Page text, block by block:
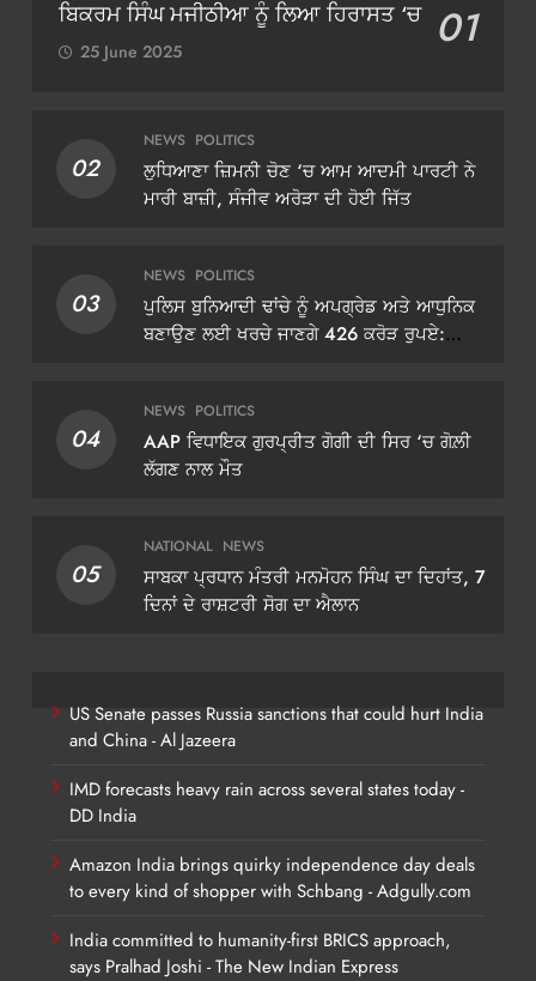
ਬਿਕਰਮ ਸਿੰਘ ਮਜੀਠੀਆ ਨੂੰ ਲਿਆ ਹਿਰਾਸਤ ‘ਚ 01
25 June 2025
02
NEWS POLITICS
ਲੁਧਿਆਣਾ ਜ਼ਿਮਨੀ ਚੋਣ ‘ਚ ਆਮ ਆਦਮੀ ਪਾਰਟੀ ਨੇ
ਮਾਰੀ ਬਾਜ਼ੀ, ਸੰਜੀਵ ਅਰੋੜਾ ਦੀ ਹੋਈ ਜਿੱਤ
03
NEWS POLITICS
ਪੁਲਿਸ ਬੁਨਿਆਦੀ ਢਾਂਚੇ ਨੂੰ ਅਪਗ੍ਰੇਡ ਅਤੇ ਆਧੁਨਿਕ
ਬਣਾਉਣ ਲਈ ਖਰਚੇ ਜਾਣਗੇ 426 ਕਰੋੜ ਰੁਪਏ:
04
NEWS POLITICS
AAP ਵਿਧਾਇਕ ਗੁਰਪ੍ਰੀਤ ਗੋਗੀ ਦੀ ਸਿਰ ‘ਚ ਗੋਲ਼ੀ
ਲੱਗਣ ਨਾਲ ਮੌਤ
05
NATIONAL NEWS
ਸਾਬਕਾ ਪ੍ਰਧਾਨ ਮੰਤਰੀ ਮਨਮੋਹਨ ਸਿੰਘ ਦਾ ਦਿਹਾਂਤ, 7
ਦਿਨਾਂ ਦੇ ਰਾਸ਼ਟਰੀ ਸੋਗ ਦਾ ਐਲਾਨ
US Senate passes Russia sanctions that could hurt India
and China - Al Jazeera
IMD forecasts heavy rain across several states today -
DD India
Amazon India brings quirky independence day deals
to every kind of shopper with Schbang - Adgully.com
India committed to humanity-first BRICS approach,
says Pralhad Joshi - The New Indian Express